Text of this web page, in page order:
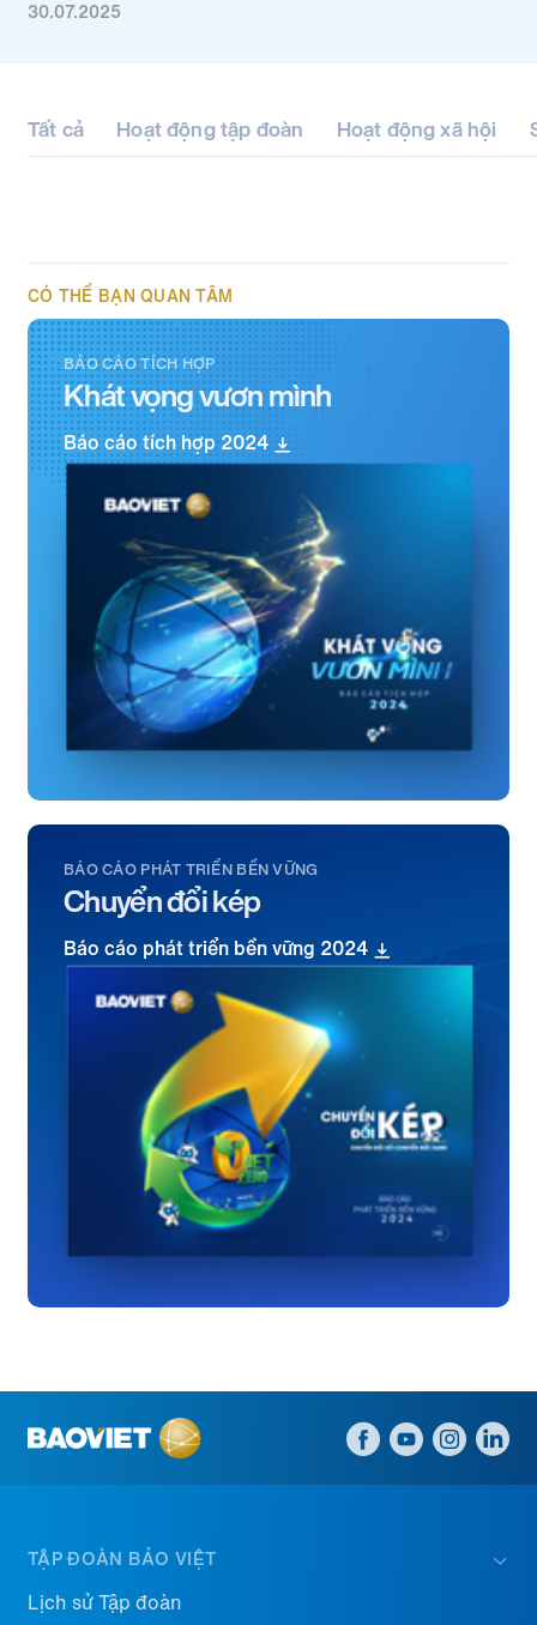
30.07.2025
Tất cả Hoạt động tập đoàn Hoạt động xã hội
CÓ THỂ BẠN QUAN TÂM
BÁO CÁO TÍCH HỢP
Khát vọng vươn mình
Báo cáo tích hợp 2024
BÁO CÁO PHÁT TRIỂN BỀN VỮNG
Chuyển đổi kép
Báo cáo phát triển bền vững 2024
TẬP ĐOÀN BẢO VIỆT
Lịch sử Tập đoàn